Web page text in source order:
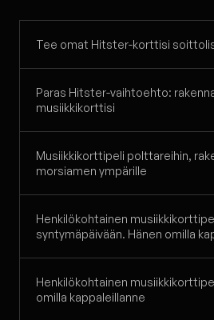
Tee omat Hitster-korttisi
Paras Hitster-vaihtoehto:
musiikkikorttisi
Musiikkikorttipeli polttareihin,
morsiamen ympärille
Henkilökohtainen
syntymäpäivään. Hänen omilla
Henkilökohtainen
omilla kappaleillanne